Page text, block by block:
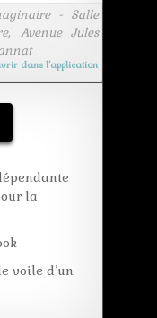
- Salle
Avenue Jules
dans l’application
la
voile d’un